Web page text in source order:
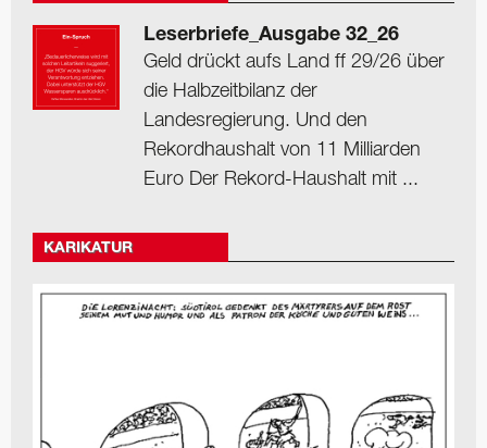
Leserbriefe_Ausgabe 32_26
Geld drückt aufs Land ff 29/26 über
die Halbzeitbilanz der
Landesregierung. Und den
Rekordhaushalt von 11 Milliarden
Euro Der Rekord-Haushalt mit ...
KARIKATUR